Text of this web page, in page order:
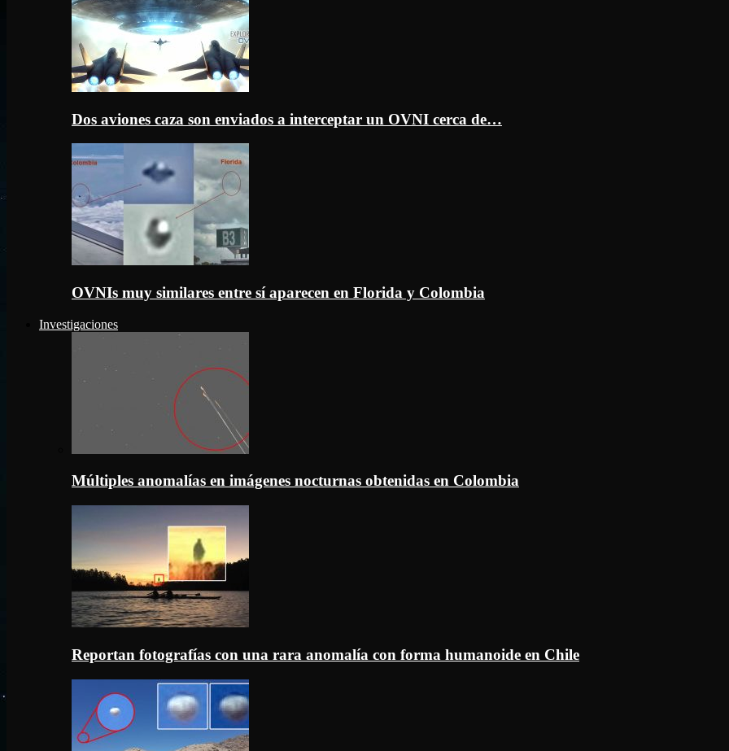
Dos aviones caza son enviados a interceptar un OVNI cerca de…
OVNIs muy similares entre sí aparecen en Florida y Colombia
Investigaciones
Múltiples anomalías en imágenes nocturnas obtenidas en Colombia
Reportan fotografías con una rara anomalía con forma humanoide en Chile